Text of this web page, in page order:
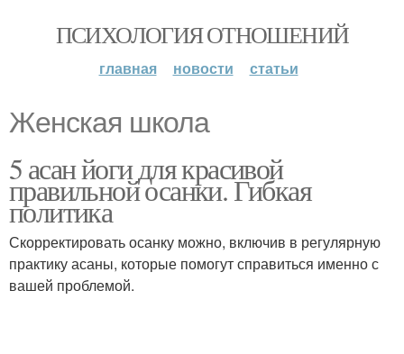
ПСИХОЛОГИЯ ОТНОШЕНИЙ
главная новости статьи
Женская школа
5 асан йоги для красивой
правильной осанки. Гибкая
политика
Скорректировать осанку можно, включив в регулярную
практику асаны, которые помогут справиться именно с
вашей проблемой.